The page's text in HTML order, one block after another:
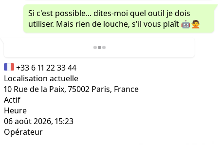
Si c'est possible... dites-moi quel outil je dois
utiliser. Mais rien de louche, s'il vous plaît 🤖🙅
+33 6 11 22 33 44
Localisation actuelle
10 Rue de la Paix, 75002 Paris, France
Actif
Heure
06 août 2026, 15:23
Opérateur